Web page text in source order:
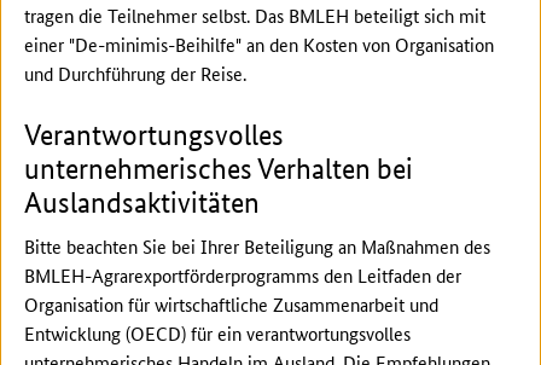
tragen die Teilnehmer selbst. Das BMLEH beteiligt sich mit
einer "De-minimis-Beihilfe" an den Kosten von Organisation
und Durchführung der Reise.
Verantwortungsvolles
unternehmerisches Verhalten bei
Auslandsaktivitäten
Bitte beachten Sie bei Ihrer Beteiligung an Maßnahmen des
BMLEH-Agrarexportförderprogramms den Leitfaden der
Organisation für wirtschaftliche Zusammenarbeit und
Entwicklung (OECD) für ein verantwortungsvolles